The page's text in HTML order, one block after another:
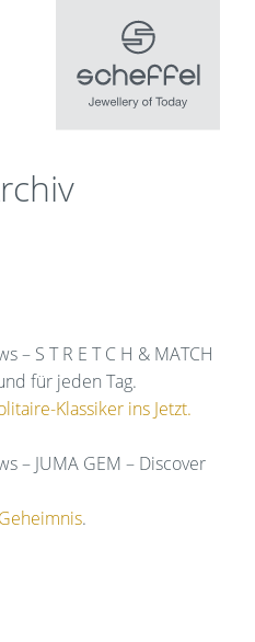
– S T R E T C H & MATCH
für jeden Tag.
Klassiker ins Jetzt.
– JUMA GEM – Discover
.